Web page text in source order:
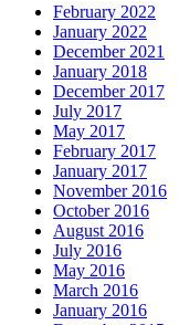
February 2022
January 2022
December 2021
January 2018
December 2017
July 2017
May 2017
February 2017
January 2017
November 2016
October 2016
August 2016
July 2016
May 2016
March 2016
January 2016